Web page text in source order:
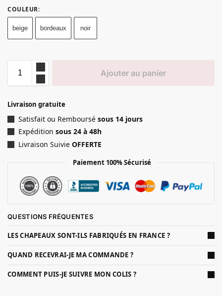
COULEUR:
beige bordeaux noir
Ajouter au panier
Livraison gratuite
Satisfait ou Remboursé sous 14 jours
Expédition sous 24 à 48h
Livraison Suivie OFFERTE
Paiement 100% Sécurisé
QUESTIONS FRÉQUENTES
LES CHAPEAUX SONT-ILS FABRIQUÉS EN FRANCE ?
QUAND RECEVRAI-JE MA COMMANDE ?
COMMENT PUIS-JE SUIVRE MON COLIS ?